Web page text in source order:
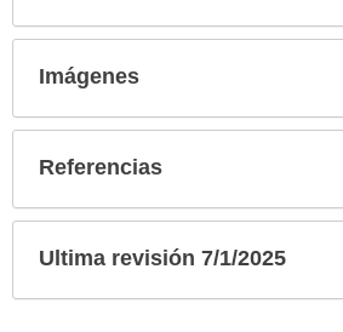
Imágenes
Referencias
Ultima revisión 7/1/2025